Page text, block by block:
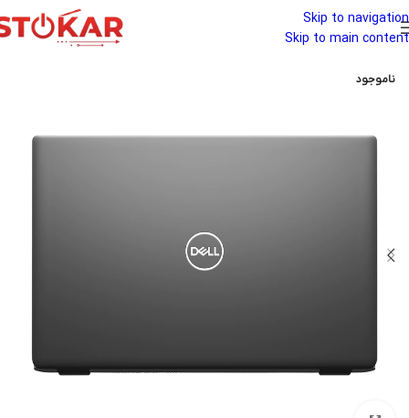
Skip to navigation
Skip to main content
ناموجود